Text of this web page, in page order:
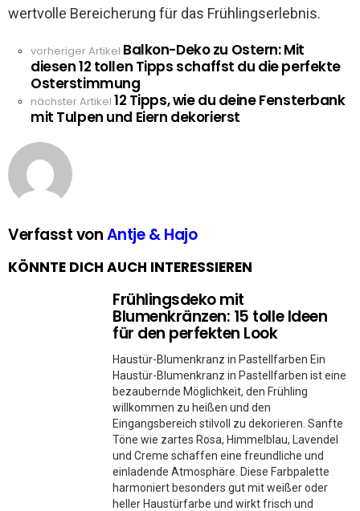
wertvolle Bereicherung für das Frühlingserlebnis.
See
more
vorheriger Artikel Balkon-Deko zu Ostern: Mit
diesen 12 tollen Tipps schaffst du die perfekte
Osterstimmung
nächster Artikel 12 Tipps, wie du deine Fensterbank
mit Tulpen und Eiern dekorierst
Verfasst vonAntje & Hajo
KÖNNTE DICH AUCH INTERESSIEREN
Frühlingsdeko mit
Blumenkränzen: 15 tolle Ideen
für den perfekten Look
Haustür-Blumenkranz in Pastellfarben Ein
Haustür-Blumenkranz in Pastellfarben ist eine
bezaubernde Möglichkeit, den Frühling
willkommen zu heißen und den
Eingangsbereich stilvoll zu dekorieren. Sanfte
Töne wie zartes Rosa, Himmelblau, Lavendel
und Creme schaffen eine freundliche und
einladende Atmosphäre. Diese Farbpalette
harmoniert besonders gut mit weißer oder
heller Haustürfarbe und wirkt frisch und